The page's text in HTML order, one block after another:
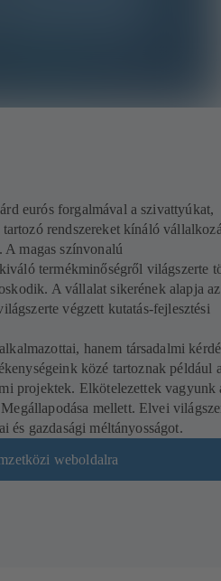
eurós forgalmával a szivattyúkat,
rendszereket kínáló
magas színvonalú
termékminőségről világszerte
A vállalat sikerének alapja az
végzett kutatás-fejlesztési
hanem társadalmi
közé tartoznak például
projektek. Elkötelezettek vagyunk
mellett. Elvei
és gazdasági méltányosságot.
weboldalra